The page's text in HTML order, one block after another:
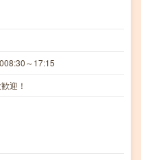
～17:15
迎！